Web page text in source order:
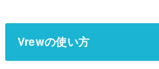
Vrewの使い方